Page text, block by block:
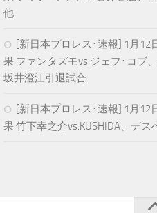
他
[新日本プロレス･速報] 1月12
果 ファンタズモvs.ジェフ･コブ
坂井澄江引退試合
[新日本プロレス･速報] 1月12
果 竹下幸之介vs.KUSHIDA、デ